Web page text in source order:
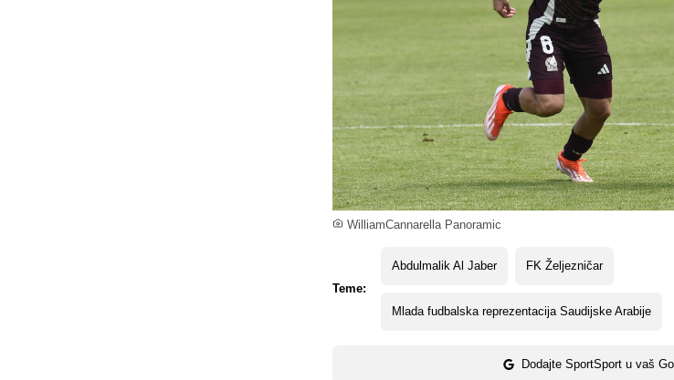
WilliamCannarella Panoramic
Teme:
Abdulmalik Al Jaber FK Željezničar
Mlada fudbalska reprezentacija Saudijske Arabije
Dodajte SportSport u vaš